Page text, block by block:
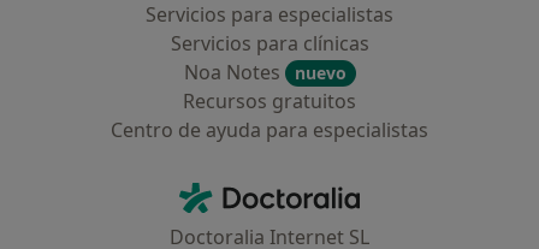
Servicios para especialistas
Servicios para clínicas
Noa Notes
nuevo
Recursos gratuitos
Centro de ayuda para especialistas
Doctoralia - Página de inicio
Doctoralia Internet SL